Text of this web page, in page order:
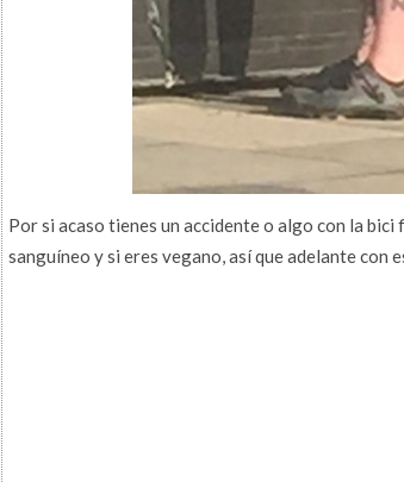
Por si acaso tienes un accidente o algo con la
sanguíneo y si eres vegano, así que adelante con